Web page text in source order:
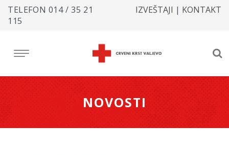
TELEFON 014 / 35 21
115
IZVEŠTAJI | KONTAKT
NOVOSTI